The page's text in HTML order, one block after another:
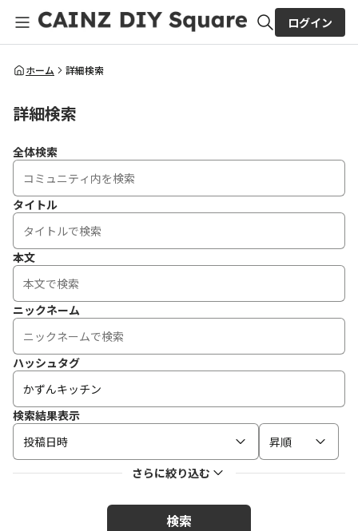
全体検索
ログイン
ホーム 詳細検索
詳細検索
全体検索
タイトル
本文
ニックネーム
ハッシュタグ
検索結果表示
投稿日時
昇順
さらに絞り込む
検索